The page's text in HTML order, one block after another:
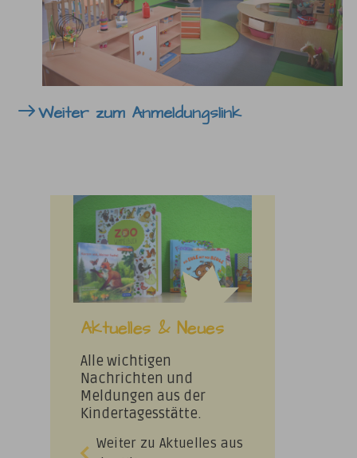
Weiter zum Anmeldungslink
Aktuelles & Neues
Alle wichtigen
Nachrichten und
Meldungen aus der
Kindertagesstätte.
Weiter zu Aktuelles aus